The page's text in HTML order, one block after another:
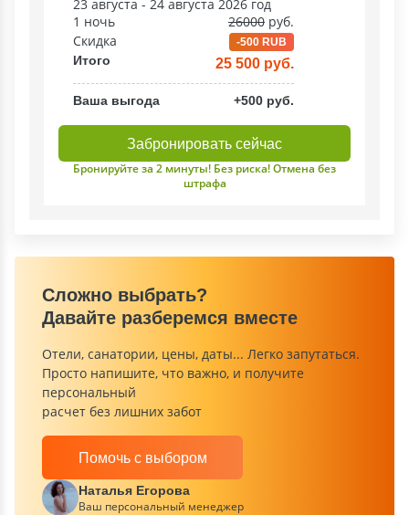
23 августа - 24 августа 2026 год
1 ночь
26000 руб.
Скидка
-500 RUB
Итого 25 500 руб.
Ваша выгода +500 руб.
Забронировать сейчас
Бронируйте за 2 минуты! Без риска! Отмена без
штрафа
Сложно выбрать?
Давайте разберемся вместе
Отели, санатории, цены, даты... Легко запутаться.
Просто напишите, что важно, и получите
персональный
расчет без лишних забот
Помочь с выбором
Наталья Егорова
Ваш персональный менеджер